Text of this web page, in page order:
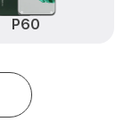
от 490₽
P60